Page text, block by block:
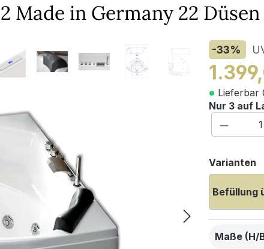
Made in Germany 22
-33%
Lieferbar
Nur 3 auf
Varianten
Befüllung
Maße (H/